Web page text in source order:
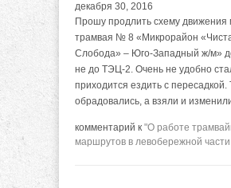
декабря 30, 2016
Прошу продлить схему
трамвая № 8 «Микрорайон
Слобода» – Юго-Западный ж/м»
не до ТЭЦ-2. Очень не удобно
приходится ездить с пересадкой.
обрадовались, а взяли и
комментарий к "О работе
маршрутов в левобережной части